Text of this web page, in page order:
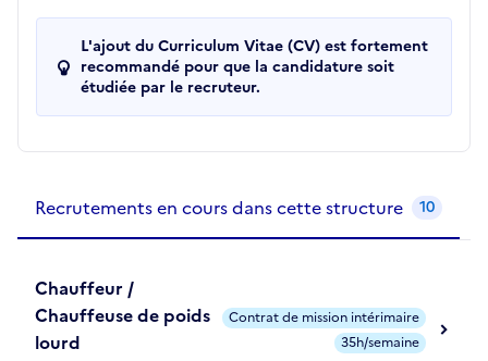
L'ajout du Curriculum Vitae (CV) est fortement
recommandé pour que la candidature soit
étudiée par le recruteur.
Recrutements en cours dans cette structure 10
Chauffeur /
Chauffeuse de poids
lourd
Contrat de mission intérimaire
35h/semaine